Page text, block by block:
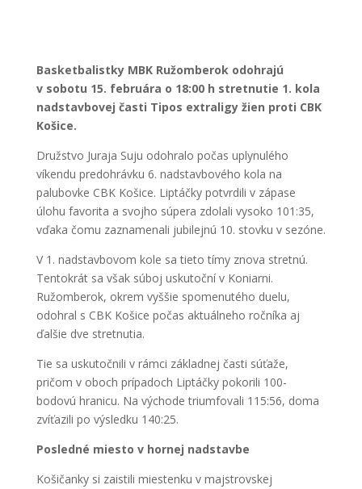
Basketbalistky MBK Ružomberok odohrajú
v sobotu 15. februára o 18:00 h stretnutie 1. kola
nadstavbovej časti Tipos extraligy žien proti CBK
Košice.
Družstvo Juraja Suju odohralo počas uplynulého
víkendu predohrávku 6. nadstavbového kola na
palubovke CBK Košice. Liptáčky potvrdili v zápase
úlohu favorita a svojho súpera zdolali vysoko 101:35,
vďaka čomu zaznamenali jubilejnú 10. stovku v sezóne.
V 1. nadstavbovom kole sa tieto tímy znova stretnú.
Tentokrát sa však súboj uskutoční v Koniarni.
Ružomberok, okrem vyššie spomenutého duelu,
odohral s CBK Košice počas aktuálneho ročníka aj
ďalšie dve stretnutia.
Tie sa uskutočnili v rámci základnej časti súťaže,
pričom v oboch prípadoch Liptáčky pokorili 100-
bodovú hranicu. Na východe triumfovali 115:56, doma
zvíťazili po výsledku 140:25.
Posledné miesto v hornej nadstavbe
Košičanky si zaistili miestenku v majstrovskej